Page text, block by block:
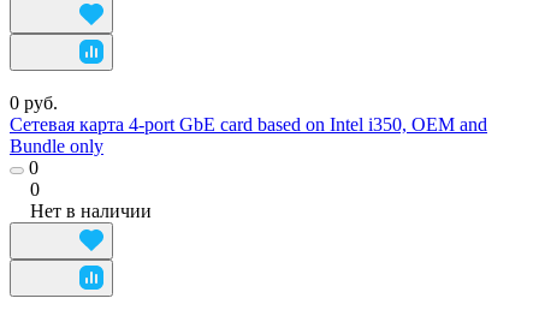
0 руб.
Сетевая карта 4-port GbE card based on Intel i350, OEM and
Bundle only
0
0
Нет в наличии